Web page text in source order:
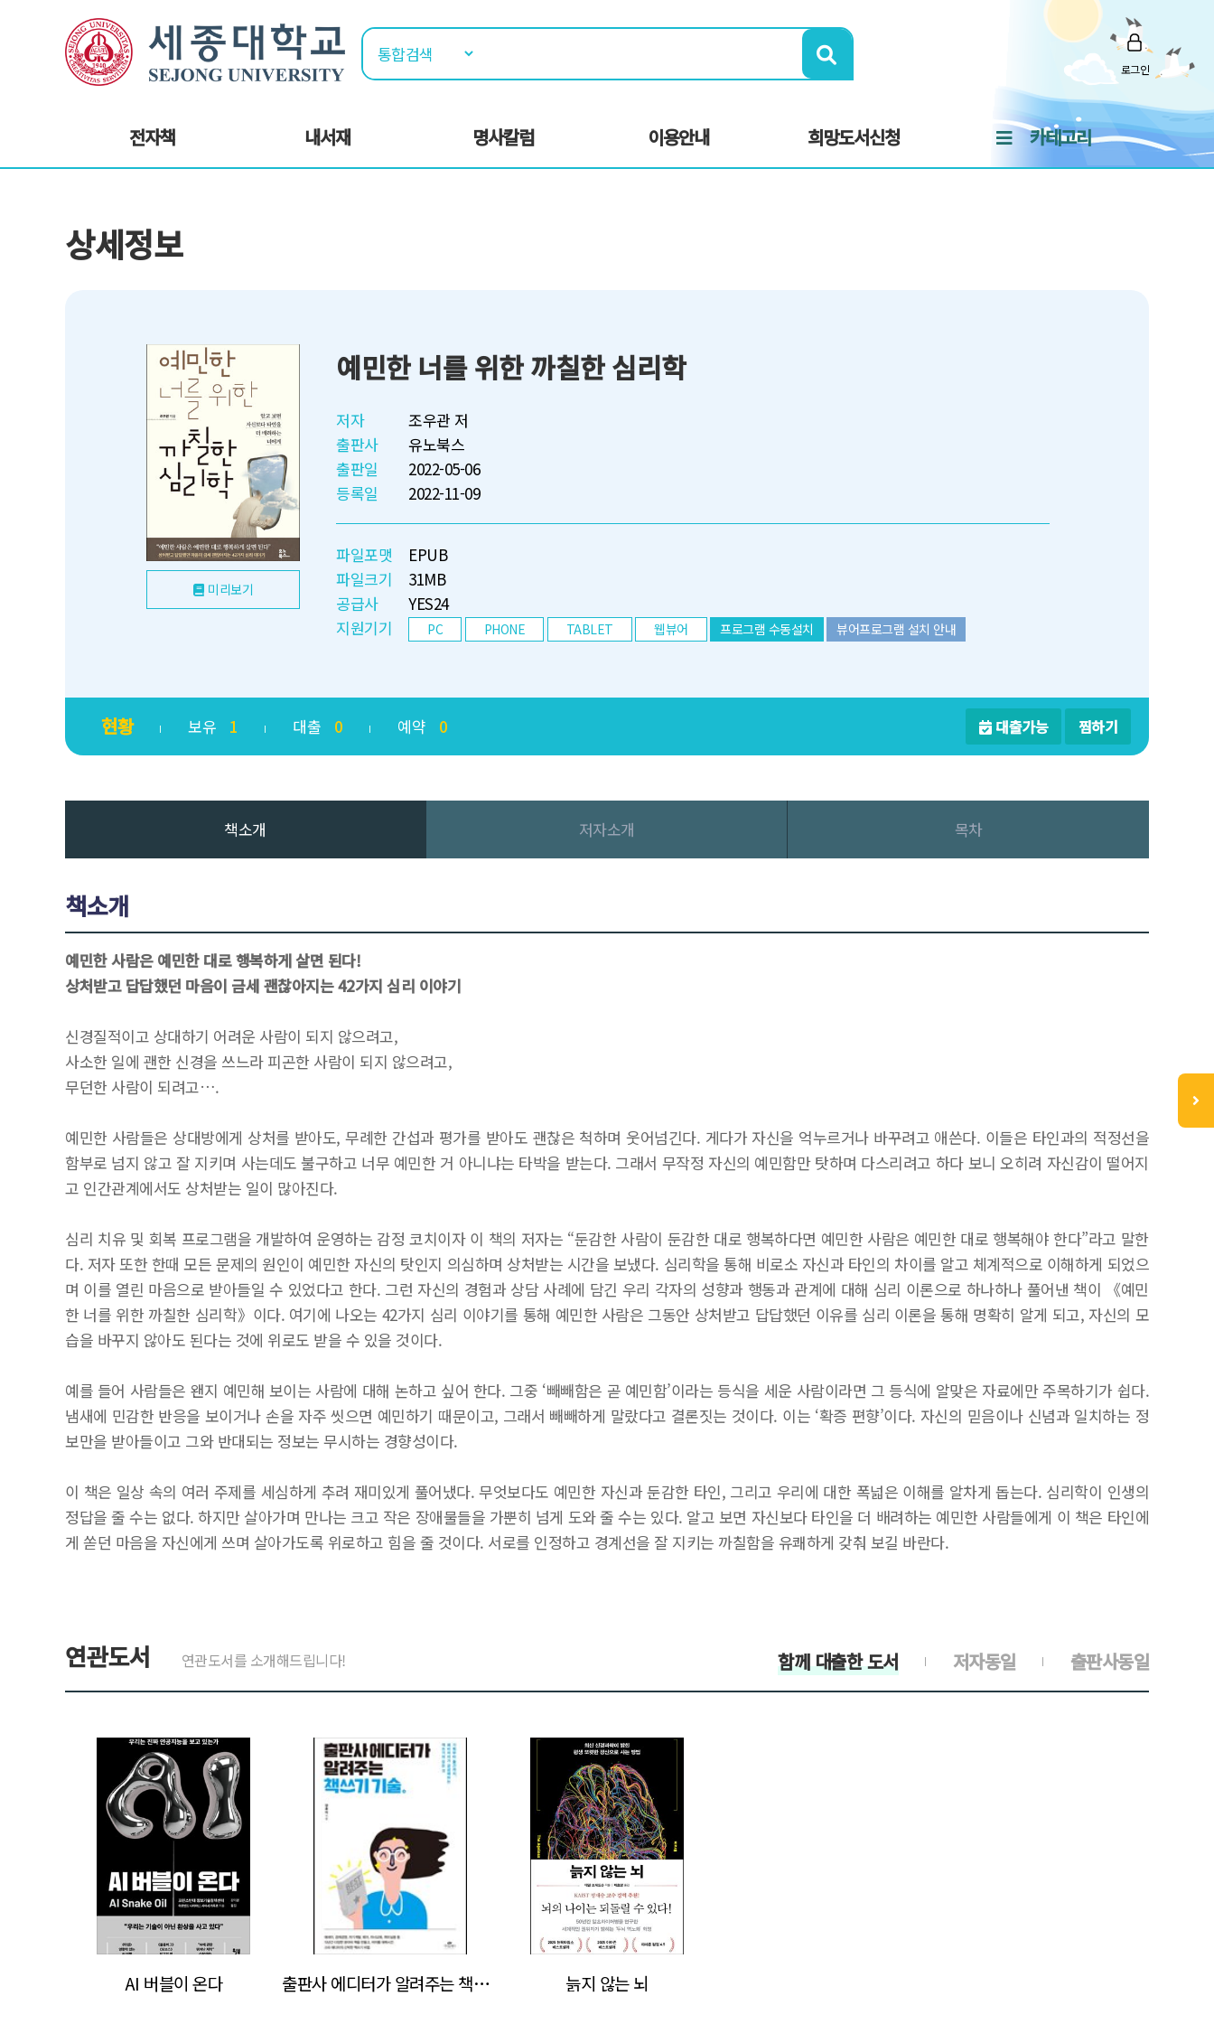
로그인
전자책 내서재 명사칼럼 이용안내 희망도서신청 카테고리
상세정보
미리보기
예민한 너를 위한 까칠한 심리학
저자
조우관 저
출판사
유노북스
출판일
2022-05-06
등록일
2022-11-09
파일포맷
EPUB
파일크기
31MB
공급사
YES24
지원기기
PC PHONE TABLET 웹뷰어 프로그램 수동설치 뷰어프로그램 설치 안내
현황 보유 1 대출 0 예약 0 대출가능 찜하기
책소개 저자소개 목차
책소개
예민한 사람은 예민한 대로 행복하게 살면 된다!
상처받고 답답했던 마음이 금세 괜찮아지는 42가지 심리 이야기
신경질적이고 상대하기 어려운 사람이 되지 않으려고,
사소한 일에 괜한 신경을 쓰느라 피곤한 사람이 되지 않으려고,
무던한 사람이 되려고….
예민한 사람들은 상대방에게 상처를 받아도, 무례한 간섭과 평가를 받아도 괜찮은 척하며 웃어넘긴다. 게다가 자신을 억누르거나 바꾸려고 애쓴다. 이들은 타인과의 적정선을
함부로 넘지 않고 잘 지키며 사는데도 불구하고 너무 예민한 거 아니냐는 타박을 받는다. 그래서 무작정 자신의 예민함만 탓하며 다스리려고 하다 보니 오히려 자신감이 떨어지
고 인간관계에서도 상처받는 일이 많아진다.
심리 치유 및 회복 프로그램을 개발하여 운영하는 감정 코치이자 이 책의 저자는 “둔감한 사람이 둔감한 대로 행복하다면 예민한 사람은 예민한 대로 행복해야 한다”라고 말한
다. 저자 또한 한때 모든 문제의 원인이 예민한 자신의 탓인지 의심하며 상처받는 시간을 보냈다. 심리학을 통해 비로소 자신과 타인의 차이를 알고 체계적으로 이해하게 되었으
며 이를 열린 마음으로 받아들일 수 있었다고 한다. 그런 자신의 경험과 상담 사례에 담긴 우리 각자의 성향과 행동과 관계에 대해 심리 이론으로 하나하나 풀어낸 책이 《예민
한 너를 위한 까칠한 심리학》이다. 여기에 나오는 42가지 심리 이야기를 통해 예민한 사람은 그동안 상처받고 답답했던 이유를 심리 이론을 통해 명확히 알게 되고, 자신의 모
습을 바꾸지 않아도 된다는 것에 위로도 받을 수 있을 것이다.
예를 들어 사람들은 왠지 예민해 보이는 사람에 대해 논하고 싶어 한다. 그중 ‘빼빼함은 곧 예민함’이라는 등식을 세운 사람이라면 그 등식에 알맞은 자료에만 주목하기가 쉽다.
냄새에 민감한 반응을 보이거나 손을 자주 씻으면 예민하기 때문이고, 그래서 빼빼하게 말랐다고 결론짓는 것이다. 이는 ‘확증 편향’이다. 자신의 믿음이나 신념과 일치하는 정
보만을 받아들이고 그와 반대되는 정보는 무시하는 경향성이다.
이 책은 일상 속의 여러 주제를 세심하게 추려 재미있게 풀어냈다. 무엇보다도 예민한 자신과 둔감한 타인, 그리고 우리에 대한 폭넓은 이해를 알차게 돕는다. 심리학이 인생의
정답을 줄 수는 없다. 하지만 살아가며 만나는 크고 작은 장애물들을 가뿐히 넘게 도와 줄 수는 있다. 알고 보면 자신보다 타인을 더 배려하는 예민한 사람들에게 이 책은 타인에
게 쏟던 마음을 자신에게 쓰며 살아가도록 위로하고 힘을 줄 것이다. 서로를 인정하고 경계선을 잘 지키는 까칠함을 유쾌하게 갖춰 보길 바란다.
연관도서 연관도서를 소개해드립니다! 출판사동일
저자동일
함께 대출한 도서
>
AI 버블이 온다
>
출판사 에디터가 알려주는 책쓰기 기술
>
늙지 않는 뇌